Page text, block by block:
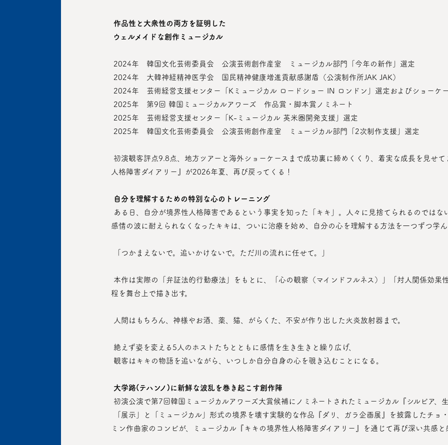
作品性と大衆性の両方を証明した
ウェルメイドな創作ミュージカル
2024年　韓国文化芸術委員会　公演芸術創作産室　ミュージカル部門「今年の新作」選定
2024年　大韓神経精神医学会　国民精神健康増進貢献感謝盾（公演制作所JAK JAK）
2024年　芸術経営支援センター「Kミュージカル ロードショー IN ロンドン」選定およびショーケ
2025年　第9回 韓国ミュージカルアワーズ　作品賞・脚本賞ノミネート
2025年　芸術経営支援センター「K-ミュージカル 英米圏開発支援」選定
2025年　韓国文化芸術委員会　公演芸術創作産室　ミュージカル部門「2次制作支援」選定
人格障害ダイアリー』が2026年夏、再び戻ってくる！
自分を理解するための特別な心のトレーニング
感情の波に耐えられなくなったキキは、ついに治療を始め、自分の心を理解する方法を一つずつ学
「つかまえないで。追いかけないで。ただ川の流れに任せて。」
程を舞台上で描き出す。
人間はもちろん、神様やお酒、薬、猫、がらくた、不安が作り出した火炎放射器まで。
絶えず姿を変える5人のホストたちとともに感情を生き生きと繰り広げ、
観客はキキの物語を追いながら、いつしか自分自身の心を覗き込むことになる。
大学路(テハンノ)に新鮮な波乱を巻き起こす創作陣
初演公演で第7回韓国ミュージカルアワーズ大賞候補にノミネートされたミュージカル『シルビア、
ミン作曲家のコンビが、ミュージカル『キキの境界性人格障害ダイアリー』を通じて再び深い共感